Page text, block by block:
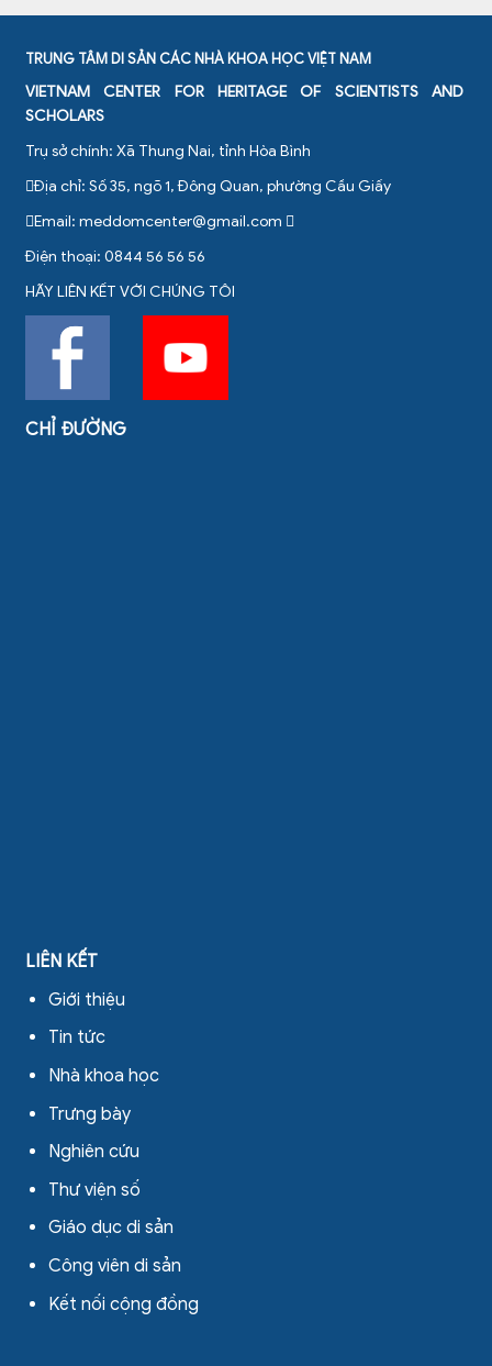
TRUNG TÂM DI SẢN CÁC NHÀ KHOA HỌC VIỆT NAM
VIETNAM CENTER FOR HERITAGE OF SCIENTISTS AND
SCHOLARS
Trụ sở chính: Xã Thung Nai, tỉnh Hòa Bình
Địa chỉ: Số 35, ngõ 1, Đông Quan, phường Cầu Giấy
Email: meddomcenter@gmail.com
Điện thoại: 0844 56 56 56
HÃY LIÊN KẾT VỚI CHÚNG TÔI
CHỈ ĐƯỜNG
LIÊN KẾT
Giới thiệu
Tin tức
Nhà khoa học
Trưng bày
Nghiên cứu
Thư viện số
Giáo dục di sản
Công viên di sản
Kết nối cộng đồng